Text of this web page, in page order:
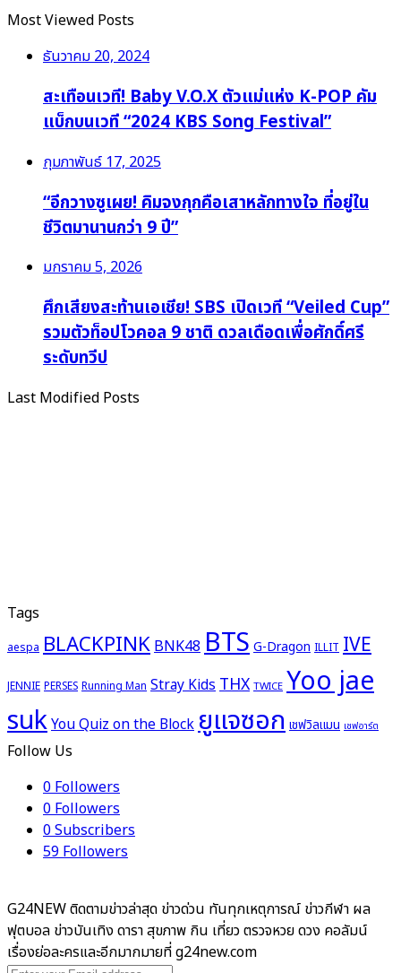
Most Viewed Posts
ธันวาคม 20, 2024
สะเทือนเวที! Baby V.O.X ตัวแม่แห่ง K-POP คัม
แบ็กบนเวที “2024 KBS Song Festival”
กุมภาพันธ์ 17, 2025
“อีกวางซูเผย! คิมจงกุกคือเสาหลักทางใจ ที่อยู่ใน
ชีวิตมานานกว่า 9 ปี”
มกราคม 5, 2026
ศึกเสียงสะท้านเอเชีย! SBS เปิดเวที “Veiled Cup”
รวมตัวท็อปโวคอล 9 ชาติ ดวลเดือดเพื่อศักดิ์ศรี
ระดับทวีป
Last Modified Posts
Tags
aespa BLACKPINK BNK48BTSG-Dragon ILLIT IVE
JENNIE PERSES Running Man Stray Kids THX TWICE Yoo jae
sukYou Quiz on the Blockยูแจซอก เชฟวิลแมน เชฟอาร์ต
Follow Us
0 Followers
0 Followers
0Subscribers
59 Followers
G24NEW ติดตามข่าวล่าสุด ข่าวด่วน ทันทุกเหตุการณ์ ข่าวกีฬา ผล
ฟุตบอล ข่าวบันเทิง ดารา สุขภาพ กิน เที่ยว ตรวจหวย ดวง คอลัมน์
เรื่องย่อละครและอีกมากมายที่ g24new.com